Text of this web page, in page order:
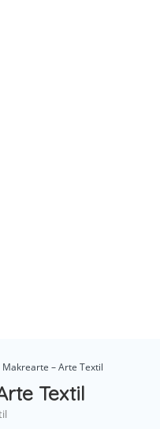
Makrearte – Arte Textil
Textil